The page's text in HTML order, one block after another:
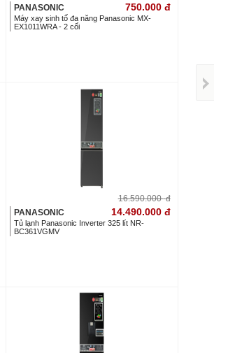
PANASONIC
750.000 đ
Máy xay sinh tố đa năng Panasonic MX-
EX1011WRA - 2 cối
16.590.000 đ
PANASONIC
14.490.000 đ
Tủ lạnh Panasonic Inverter 325 lít NR-
BC361VGMV